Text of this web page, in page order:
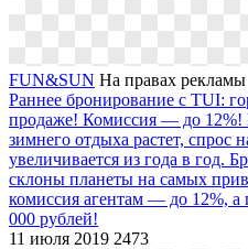
FUN&SUN На правах рекламы
Раннее бронирование с TUI:
продаже! Комиссия — до 12%!
зимнего отдыха растет,
увеличивается из года в год.
склоны планеты на самых
комиссия агентам — до 12%, а
000 рублей!
11 июля 2019 2473